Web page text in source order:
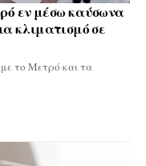
εν μέσω καύσωνα
κλιματισμό σε
το Μετρό και τα